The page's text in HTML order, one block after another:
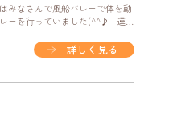
なさんで風船バレーで体を動
ーを行っていました(^^♪ 運動
ッピングしていました☺ 普段、
わりをして 食べていました(*^-
詳しく見る